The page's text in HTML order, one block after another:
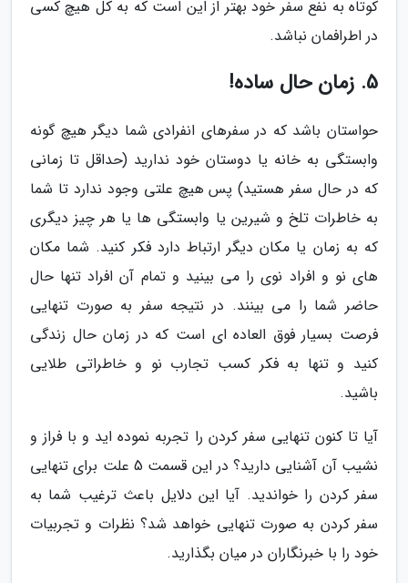
کوتاه به نفع سفر خود بهتر از این است که به کل هیچ کسی
در اطرافمان نباشد.
5. زمان حال ساده!
حواستان باشد که در سفرهای انفرادی شما دیگر هیچ گونه
وابستگی به خانه یا دوستان خود ندارید (حداقل تا زمانی
که در حال سفر هستید) پس هیچ علتی وجود ندارد تا شما
به خاطرات تلخ و شیرین یا وابستگی ها یا هر چیز دیگری
که به زمان یا مکان دیگر ارتباط دارد فکر کنید. شما مکان
های نو و افراد نوی را می بینید و تمام آن افراد تنها حال
حاضر شما را می بینند. در نتیجه سفر به صورت تنهایی
فرصت بسیار فوق العاده ای است که در زمان حال زندگی
کنید و تنها به فکر کسب تجارب نو و خاطراتی طلایی
باشید.
آیا تا کنون تنهایی سفر کردن را تجربه نموده اید و با فراز و
نشیب آن آشنایی دارید؟ در این قسمت 5 علت برای تنهایی
سفر کردن را خواندید. آیا این دلایل باعث ترغیب شما به
سفر کردن به صورت تنهایی خواهد شد؟ نظرات و تجربیات
خود را با خبرنگاران در میان بگذارید.